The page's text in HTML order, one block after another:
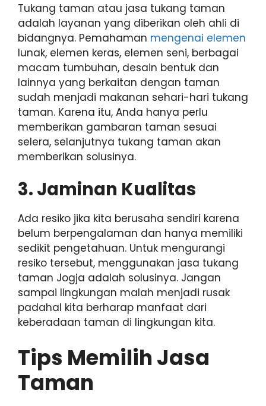
Tukang taman atau jasa tukang taman
adalah layanan yang diberikan oleh ahli di
bidangnya. Pemahaman mengenai elemen
lunak, elemen keras, elemen seni, berbagai
macam tumbuhan, desain bentuk dan
lainnya yang berkaitan dengan taman
sudah menjadi makanan sehari-hari tukang
taman. Karena itu, Anda hanya perlu
memberikan gambaran taman sesuai
selera, selanjutnya tukang taman akan
memberikan solusinya.
3. Jaminan Kualitas
Ada resiko jika kita berusaha sendiri karena
belum berpengalaman dan hanya memiliki
sedikit pengetahuan. Untuk mengurangi
resiko tersebut, menggunakan jasa tukang
taman Jogja adalah solusinya. Jangan
sampai lingkungan malah menjadi rusak
padahal kita berharap manfaat dari
keberadaan taman di lingkungan kita.
Tips Memilih Jasa
Taman